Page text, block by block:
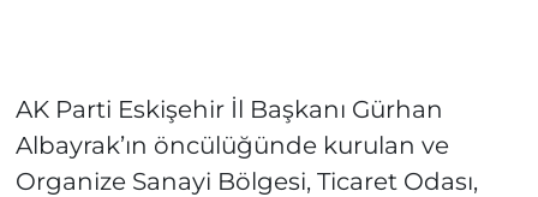
AK Parti Eskişehir İl Başkanı Gürhan
Albayrak’ın öncülüğünde kurulan ve
Organize Sanayi Bölgesi, Ticaret Odası,